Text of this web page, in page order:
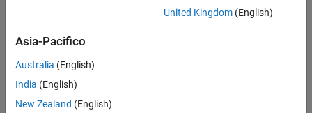
United Kingdom(English)
Asia-Pacifico
Australia (English)
India (English)
New Zealand (English)